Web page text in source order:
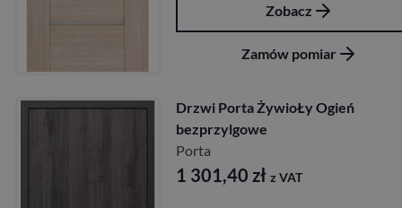
Zobacz
Zamów pomiar
Drzwi Porta ŻywioŁy Ogień
bezprzylgowe
Porta
1 301,40 zł z VAT